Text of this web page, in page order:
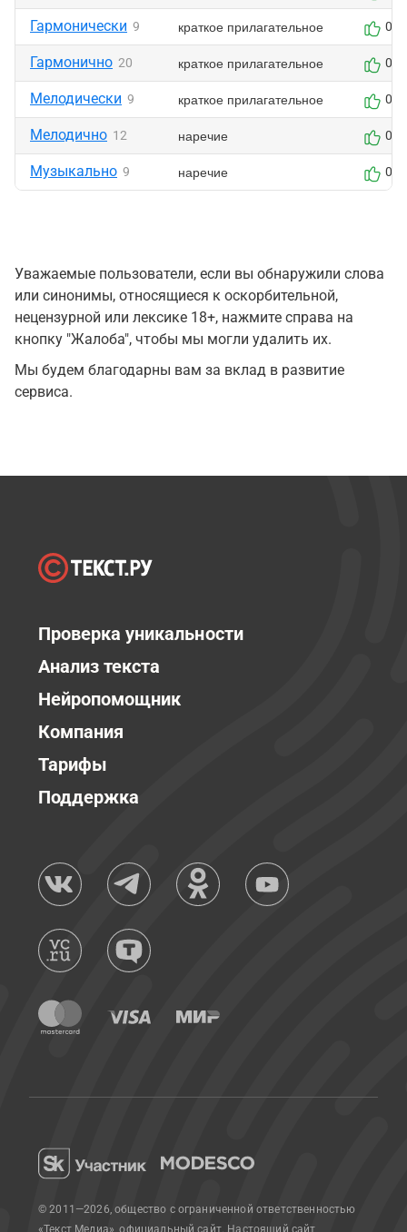
Гармонически 9 краткое прилагательное 0
Гармонично 20 краткое прилагательное 0
Мелодически 9 краткое прилагательное 0
Мелодично 12 наречие 0
Музыкально 9 наречие 0
Уважаемые пользователи, если вы обнаружили слова
или синонимы, относящиеся к оскорбительной,
нецензурной или лексике 18+, нажмите справа на
кнопку "Жалоба", чтобы мы могли удалить их.
Мы будем благодарны вам за вклад в развитие
сервиса.
Проверка уникальности
Анализ текста
Нейропомощник
Компания
Тарифы
Поддержка
© 2011—2026, общество с ограниченной ответственностью
«Текст Медиа», официальный сайт. Настоящий сайт